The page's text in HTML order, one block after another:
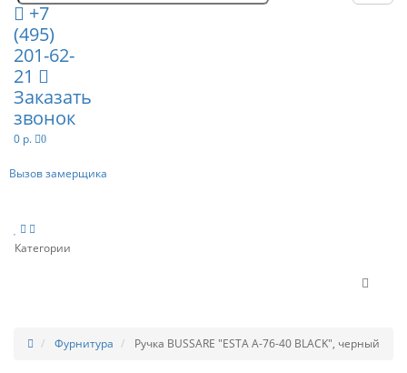
+7
(495)
201-62-
21
Заказать
звонок
0 р. 0
Вызов замерщика
Категории
Фурнитура Ручка BUSSARE "ESTA A-76-40 BLACK", черный